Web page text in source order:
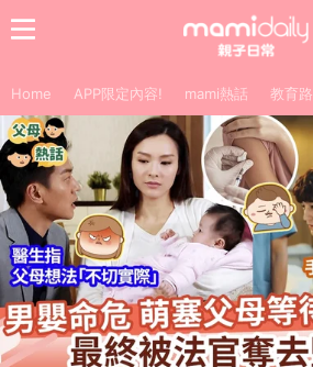
Home APP限定內容! mami熱話 教育路